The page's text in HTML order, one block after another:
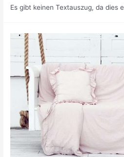
Es gibt keinen Textauszug, da dies